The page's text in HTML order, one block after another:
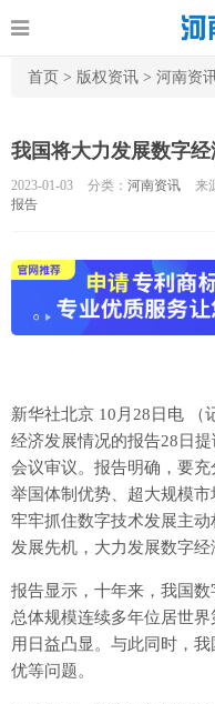
首页 > 版权资讯 > 河南资
我国将大力发展数字经
2023-01-03 分类： 河南资讯 来
报告
新华社北京 10月28日电 （
经济发展情况的报告28日
会议审议。报告明确，要
举国体制优势、超大规模
牢牢抓住数字技术发展主
发展先机，大力发展数字经
报告显示，十年来，我国
总体规模连续多年位居世
用日益凸显。与此同时，
优等问题。